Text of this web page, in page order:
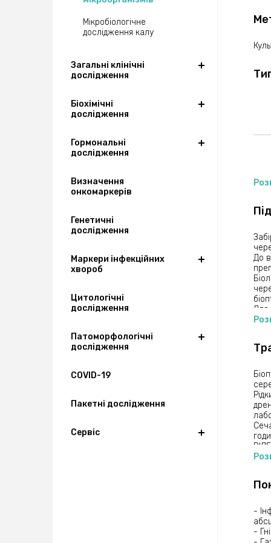
Мікробіологічне
дослідження калу
Загальні клінічні
дослідження
Біохімічні
дослідження
Гормональні
дослідження
Визначення
онкомаркерів
Генетичні
дослідження
Маркери інфекційних
хвороб
Цитологічні
дослідження
Патоморфологічні
дослідження
COVID-19
Пакетні дослідження
Сервіс
-
-
До
Для
-
-